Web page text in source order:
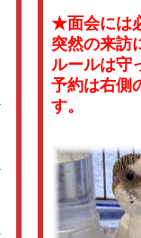
★面会には
突然の来訪
ルールは守
予約は右側
す。